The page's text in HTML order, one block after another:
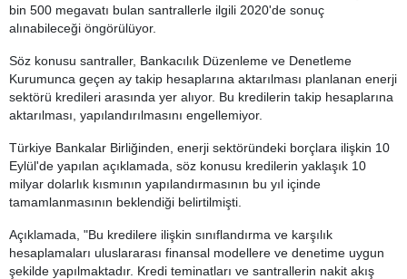
bin 500 megavatı bulan santrallerle ilgili 2020'de sonuç
alınabileceği öngörülüyor.
Söz konusu santraller, Bankacılık Düzenleme ve Denetleme
Kurumunca geçen ay takip hesaplarına aktarılması planlanan enerji
sektörü kredileri arasında yer alıyor. Bu kredilerin takip hesaplarına
aktarılması, yapılandırılmasını engellemiyor.
Türkiye Bankalar Birliğinden, enerji sektöründeki borçlara ilişkin 10
Eylül'de yapılan açıklamada, söz konusu kredilerin yaklaşık 10
milyar dolarlık kısmının yapılandırmasının bu yıl içinde
tamamlanmasının beklendiği belirtilmişti.
Açıklamada, "Bu kredilere ilişkin sınıflandırma ve karşılık
hesaplamaları uluslararası finansal modellere ve denetime uygun
şekilde yapılmaktadır. Kredi teminatları ve santrallerin nakit akış